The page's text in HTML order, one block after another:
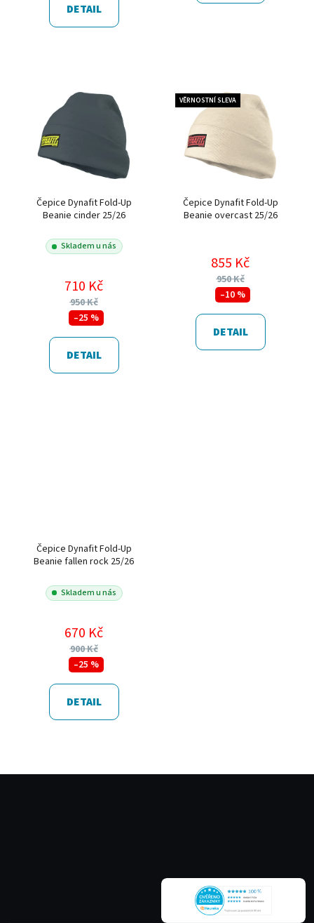
DETAIL
Čepice Dynafit Fold-Up
Beanie cinder 25/26
Skladem u nás
710 Kč
950 Kč
–25 %
DETAIL
VĚRNOSTNÍ SLEVA
Čepice Dynafit Fold-Up
Beanie overcast 25/26
855 Kč
950 Kč
–10 %
DETAIL
Čepice Dynafit Fold-Up
Beanie fallen rock 25/26
Skladem u nás
670 Kč
900 Kč
–25 %
DETAIL